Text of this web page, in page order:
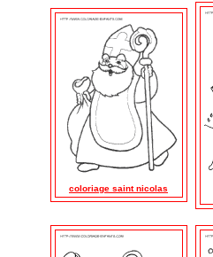
coloriage saint nicolas